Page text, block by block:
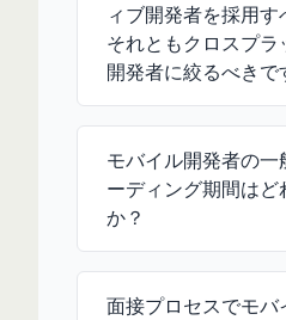
ィブ開発者を採用す
それともクロスプラ
開発者に絞るべきで
モバイル開発者の一
ーディング期間はど
か？
面接プロセスでモバ